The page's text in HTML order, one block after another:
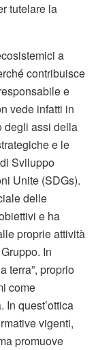
tutelare la
a
contribuisce
e
vede infatti in
degli assi della
e le
Sviluppo
Unite (SDGs).
delle
e ha
proprie attività
In
terra”, proprio
come
In quest’ottica
vigenti,
promuove